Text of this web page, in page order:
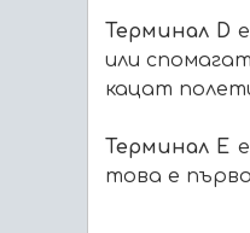
Терминал D
или
кацат
Терминал Е
това е